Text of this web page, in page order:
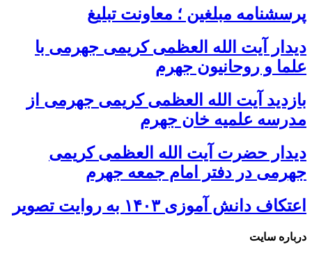
پرسشنامه مبلغین ؛ معاونت تبلیغ
دیدار آیت الله العظمی کریمی جهرمی با
علما و روحانیون جهرم
بازدید آیت الله العظمی کریمی جهرمی از
مدرسه علمیه خان جهرم
دیدار حضرت آیت الله العظمی کریمی
جهرمی در دفتر امام جمعه جهرم
اعتکاف دانش آموزی ۱۴۰۳ به روایت تصویر
درباره سایت